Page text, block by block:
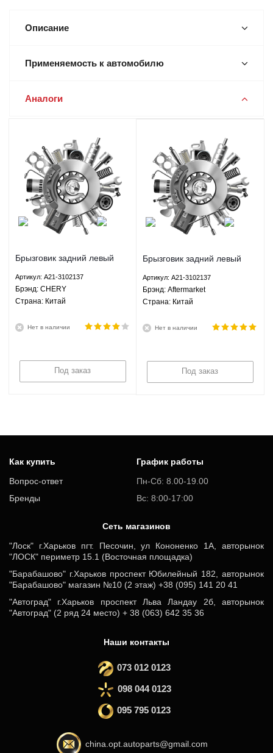
Описание
Применяемость к автомобилю
Аналоги
Брызговик задний левый
A21-3102137 CHERY
Артикул: A21-3102137
Брэнд: CHERY
Страна: Китай
Нет в наличии
Под заказ
Брызговик задний левый
A21-3102137 Aftermarket
Артикул: A21-3102137
Брэнд: Aftermarket
Страна: Китай
Нет в наличии
Под заказ
Как купить
Вопрос-ответ
Бренды
График работы
Пн-Сб: 8.00-19.00
Вс: 8:00-17:00
Cеть магазинов
"Лоск" г.Харьков пгт. Песочин, ул Кононенко 1А, авторынок
"ЛОСК" периметр 15.1 (Восточная площадка)
"Барабашово" г.Харьков проспект Юбилейный 182, авторынок
"Барабашово" магазин №10 (2 этаж) +38 (095) 141 20 41
"Автоград" г.Харьков проспект Льва Ландау 2б, авторынок
"Автоград" (2 ряд 24 место) + 38 (063) 642 35 36
Наши контакты
073 012 0123
098 044 0123
095 795 0123
china.opt.autoparts@gmail.com